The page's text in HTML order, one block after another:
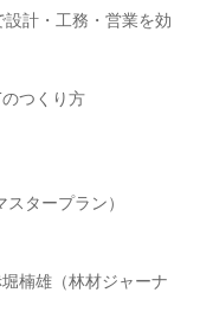
計・工務・営業を効
つくり方
タープラン）
楠雄（林材ジャーナ